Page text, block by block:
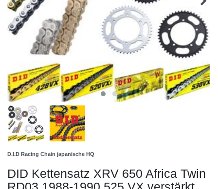
D.I.D Racing Chain japanische HQ
DID Kettensatz XRV 650 Africa Twin